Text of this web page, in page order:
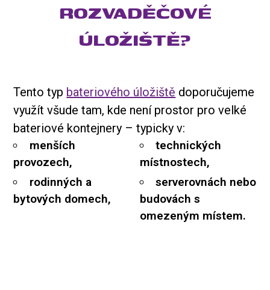
ROZVADĚČOVÉ
ÚLOŽIŠTĚ?
Tento typ bateriového úložiště doporučujeme
využít všude tam, kde není prostor pro velké
bateriové kontejnery – typicky v:
menších
provozech,
rodinných a
bytových domech,
technických
místnostech,
serverovnách nebo
budovách s
omezeným místem.